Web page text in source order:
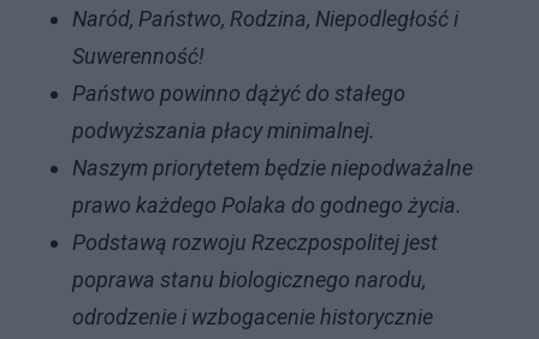
Naród, Państwo, Rodzina, Niepodległość i
Suwerenność!
Państwo powinno dążyć do stałego
podwyższania płacy minimalnej.
Naszym priorytetem będzie niepodważalne
prawo każdego Polaka do godnego życia.
Podstawą rozwoju Rzeczpospolitej jest
poprawa stanu biologicznego narodu,
odrodzenie i wzbogacenie historycznie